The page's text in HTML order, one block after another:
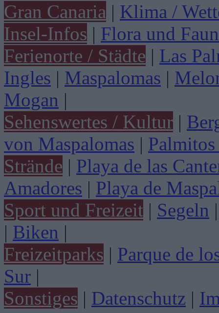
Gran Canaria | Klima /
Insel-Infos | Flora und
Ferienorte / Städte | Las
Ingles | Maspalomas |
Mogan |
Sehenswertes / Kultur |
von Maspalomas |
Strände | Playa de las
Amadores | Playa de
Sport und Freizeit | Segeln |
| Biken |
Freizeitparks | Parque de
Sur |
Sonstiges | Datenschutz |